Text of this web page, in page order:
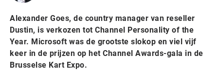
Alexander Goes, de country manager van reseller
Dustin, is verkozen tot Channel Personality of the
Year. Microsoft was de grootste slokop en viel vijf
keer in de prijzen op het Channel Awards-gala in de
Brusselse Kart Expo.